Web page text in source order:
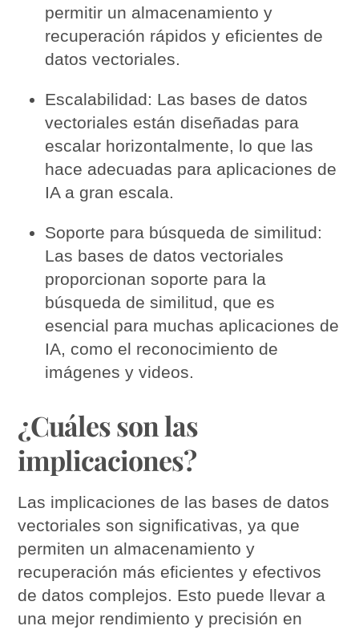
permitir un almacenamiento y
recuperación rápidos y eficientes de
datos vectoriales.
Escalabilidad: Las bases de datos
vectoriales están diseñadas para
escalar horizontalmente, lo que las
hace adecuadas para aplicaciones de
IA a gran escala.
Soporte para búsqueda de similitud:
Las bases de datos vectoriales
proporcionan soporte para la
búsqueda de similitud, que es
esencial para muchas aplicaciones de
IA, como el reconocimiento de
imágenes y videos.
¿Cuáles son las
implicaciones?
Las implicaciones de las bases de datos
vectoriales son significativas, ya que
permiten un almacenamiento y
recuperación más eficientes y efectivos
de datos complejos. Esto puede llevar a
una mejor rendimiento y precisión en